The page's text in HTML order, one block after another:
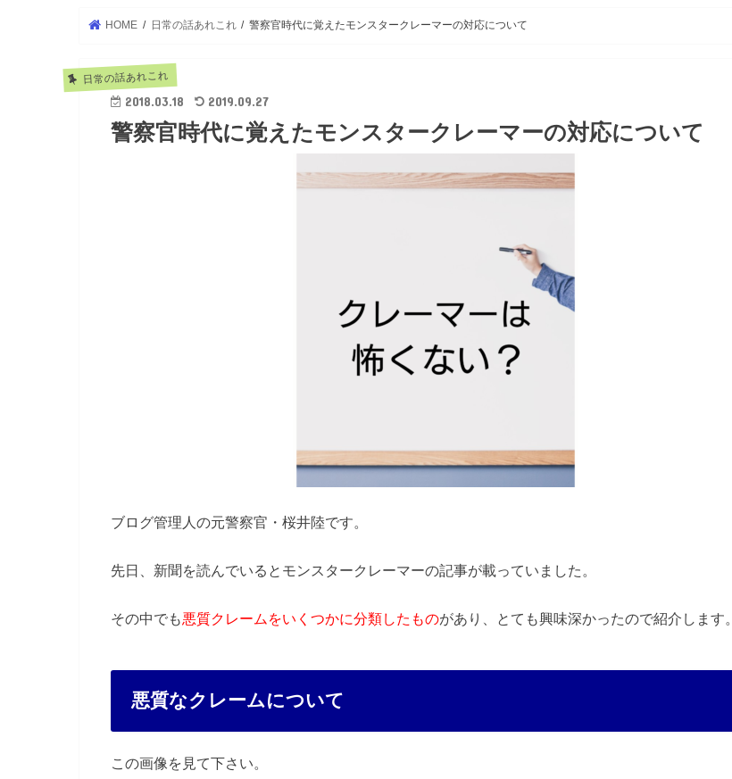
HOME 日常の話あれこれ 警察官時代に覚えたモンスタークレーマーの対応について
日常の話あれこれ
2018.03.18 2019.09.27
警察官時代に覚えたモンスタークレーマーの対応について
ブログ管理人の元警察官・桜井陸です。
先日、新聞を読んでいるとモンスタークレーマーの記事が載っていました。
その中でも悪質クレームをいくつかに分類したものがあり、とても興味深かったので紹介します。
悪質なクレームについて
この画像を見て下さい。